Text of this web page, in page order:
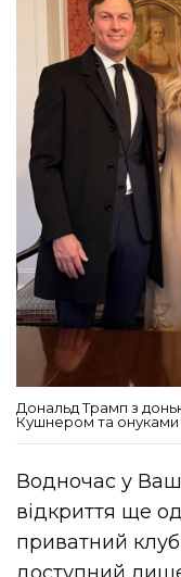
Дональд Трамп з
Кушнером та онуками
Водночас у
відкриття ще
приватний